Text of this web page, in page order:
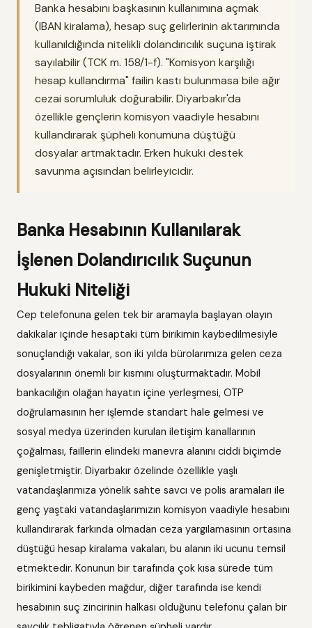
Banka hesabını başkasının kullanımına açmak
(IBAN kiralama), hesap suç gelirlerinin aktarımında
kullanıldığında nitelikli dolandırıcılık suçuna iştirak
sayılabilir (TCK m. 158/1-f). "Komisyon karşılığı
hesap kullandırma" failin kastı bulunmasa bile ağır
cezai sorumluluk doğurabilir. Diyarbakır'da
özellikle gençlerin komisyon vaadiyle hesabını
kullandırarak şüpheli konumuna düştüğü
dosyalar artmaktadır. Erken hukuki destek
savunma açısından belirleyicidir.
Banka Hesabının Kullanılarak
İşlenen Dolandırıcılık Suçunun
Hukuki Niteliği
Cep telefonuna gelen tek bir aramayla başlayan olayın
dakikalar içinde hesaptaki tüm birikimin kaybedilmesiyle
sonuçlandığı vakalar, son iki yılda bürolarımıza gelen ceza
dosyalarının önemli bir kısmını oluşturmaktadır. Mobil
bankacılığın olağan hayatın içine yerleşmesi, OTP
doğrulamasının her işlemde standart hale gelmesi ve
sosyal medya üzerinden kurulan iletişim kanallarının
çoğalması, faillerin elindeki manevra alanını ciddi biçimde
genişletmiştir. Diyarbakır özelinde özellikle yaşlı
vatandaşlarımıza yönelik sahte savcı ve polis aramaları ile
genç yaştaki vatandaşlarımızın komisyon vaadiyle hesabını
kullandırarak farkında olmadan ceza yargılamasının ortasına
düştüğü hesap kiralama vakaları, bu alanın iki ucunu temsil
etmektedir. Konunun bir tarafında çok kısa sürede tüm
birikimini kaybeden mağdur, diğer tarafında ise kendi
hesabının suç zincirinin halkası olduğunu telefonu çalan bir